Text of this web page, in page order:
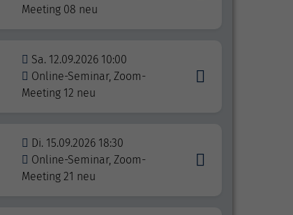
Meeting 08 neu
Sa. 12.09.2026 10:00
Online-Seminar, Zoom-
Meeting 12 neu
Di. 15.09.2026 18:30
Online-Seminar, Zoom-
Meeting 21 neu